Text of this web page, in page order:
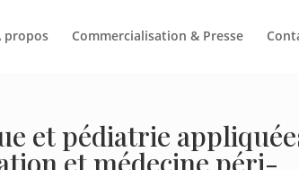
propos Commercialisation & Presse
et pédiatrie
et médecine péri-